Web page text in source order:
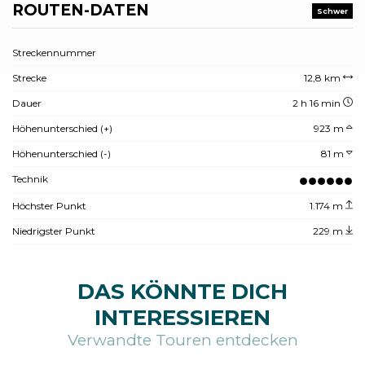
ROUTEN-DATEN Schwer
Streckennummer
Strecke 12,8 km
Dauer 2 h 16 min
Höhenunterschied (+) 923 m
Höhenunterschied (-) 81 m
Technik
Höchster Punkt 1.174 m
Niedrigster Punkt 229 m
DAS KÖNNTE DICH
INTERESSIEREN
Verwandte Touren entdecken